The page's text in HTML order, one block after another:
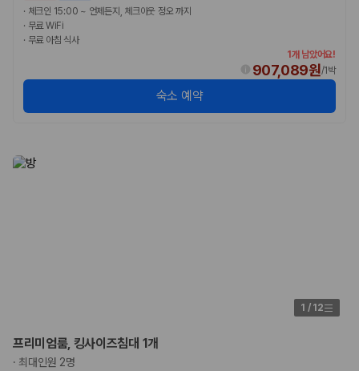
· 체크인 15:00 ~ 언제든지, 체크아웃 정오 까지
· 무료 WiFi
· 무료 아침 식사
1개 남았어요!
907,089원/1박
숙소 예약
1 / 12
프리미엄룸, 킹사이즈침대 1개
· 최대인원 2명